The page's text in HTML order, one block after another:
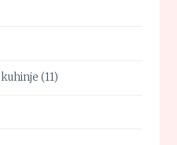
(11)